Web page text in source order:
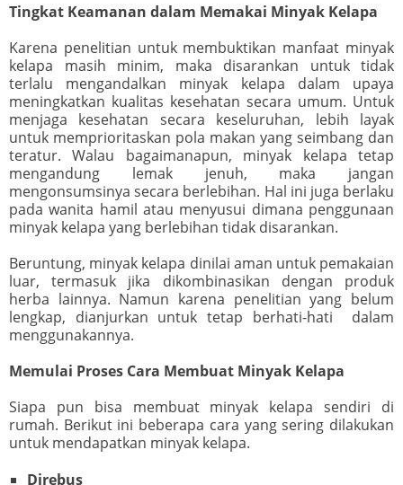
Tingkat Keamanan dalam Memakai Minyak Kelapa
Karena penelitian untuk membuktikan manfaat minyak
kelapa masih minim, maka disarankan untuk tidak
terlalu mengandalkan minyak kelapa dalam upaya
meningkatkan kualitas kesehatan secara umum. Untuk
menjaga kesehatan secara keseluruhan, lebih layak
untuk memprioritaskan pola makan yang seimbang dan
teratur. Walau bagaimanapun, minyak kelapa tetap
mengandung lemak jenuh, maka jangan
mengonsumsinya secara berlebihan. Hal ini juga berlaku
pada wanita hamil atau menyusui dimana penggunaan
minyak kelapa yang berlebihan tidak disarankan.
Beruntung, minyak kelapa dinilai aman untuk pemakaian
luar, termasuk jika dikombinasikan dengan produk
herba lainnya. Namun karena penelitian yang belum
lengkap, dianjurkan untuk tetap berhati-hati dalam
menggunakannya.
Memulai Proses Cara Membuat Minyak Kelapa
Siapa pun bisa membuat minyak kelapa sendiri di
rumah. Berikut ini beberapa cara yang sering dilakukan
untuk mendapatkan minyak kelapa.
Direbus